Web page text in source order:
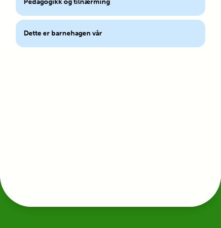
Dette er barnehagen vår